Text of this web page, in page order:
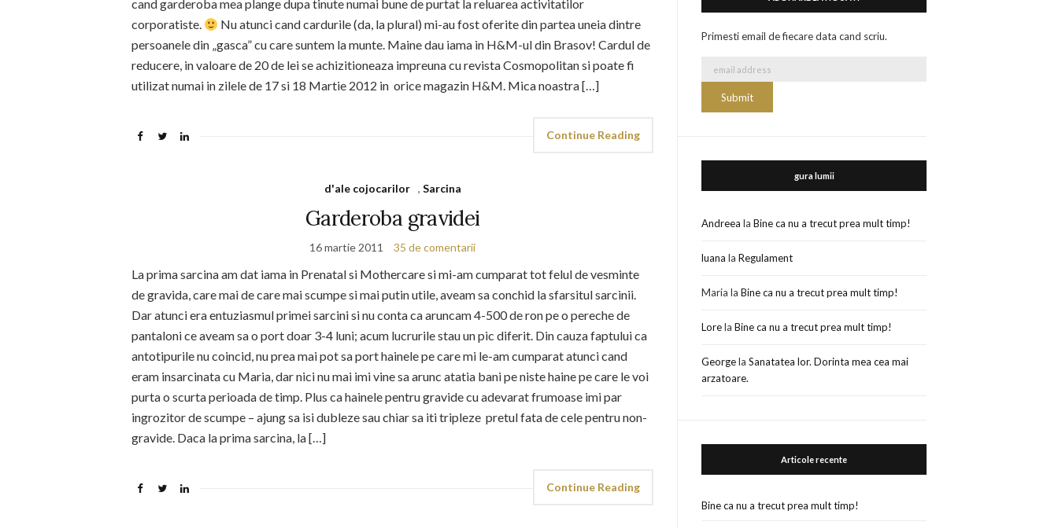
cand garderoba mea plange dupa tinute numai bune de purtat la reluarea activitatilor
corporatiste.
Nu atunci cand cardurile (da, la plural) mi-au fost oferite din partea uneia dintre
persoanele din „gasca” cu care suntem la munte. Maine dau iama in H&M-ul din Brasov! Cardul de
reducere, in valoare de 20 de lei se achizitioneaza impreuna cu revista Cosmopolitan si poate fi
utilizat numai in zilele de 17 si 18 Martie 2012 in orice magazin H&M. Mica noastra […]
Continue Reading
d'ale cojocarilor , Sarcina
Garderoba gravidei
16 martie 2011 35 de comentarii
La prima sarcina am dat iama in Prenatal si Mothercare si mi-am cumparat tot felul de vesminte
de gravida, care mai de care mai scumpe si mai putin utile, aveam sa conchid la sfarsitul sarcinii.
Dar atunci era entuziasmul primei sarcini si nu conta ca aruncam 4-500 de ron pe o pereche de
pantaloni ce aveam sa o port doar 3-4 luni; acum lucrurile stau un pic diferit. Din cauza faptului ca
antotipurile nu coincid, nu prea mai pot sa port hainele pe care mi le-am cumparat atunci cand
eram insarcinata cu Maria, dar nici nu mai imi vine sa arunc atatia bani pe niste haine pe care le voi
purta o scurta perioada de timp. Plus ca hainele pentru gravide cu adevarat frumoase imi par
ingrozitor de scumpe – ajung sa isi dubleze sau chiar sa iti tripleze pretul fata de cele pentru non-
gravide. Daca la prima sarcina, la […]
Continue Reading
Primesti email de fiecare data cand scriu.
gura lumii
Andreea laBine ca nu a trecut prea mult timp!
luana laRegulament
Maria laBine ca nu a trecut prea mult timp!
LorelaBine ca nu a trecut prea mult timp!
GeorgelaSanatatea lor. Dorinta mea cea mai
arzatoare.
Articole recente
Bine ca nu a trecut prea mult timp!